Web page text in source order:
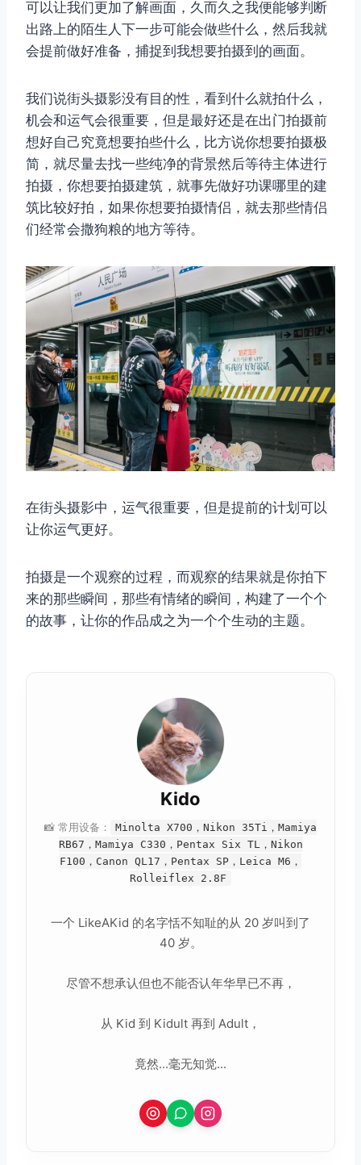
可以让我们更加了解画面，久而久之我便能够判断
出路上的陌生人下一步可能会做些什么，然后我就
会提前做好准备，捕捉到我想要拍摄到的画面。
我们说街头摄影没有目的性，看到什么就拍什么，
机会和运气会很重要，但是最好还是在出门拍摄前
想好自己究竟想要拍些什么，比方说你想要拍摄极
简，就尽量去找一些纯净的背景然后等待主体进行
拍摄，你想要拍摄建筑，就事先做好功课哪里的建
筑比较好拍，如果你想要拍摄情侣，就去那些情侣
们经常会撒狗粮的地方等待。
在街头摄影中，运气很重要，但是提前的计划可以
让你运气更好。
拍摄是一个观察的过程，而观察的结果就是你拍下
来的那些瞬间，那些有情绪的瞬间，构建了一个个
的故事，让你的作品成之为一个个生动的主题。
Kido
📸 常用设备：
Minolta X700，Nikon 35Ti，Mamiya
RB67，Mamiya C330，Pentax Six TL，Nikon
F100，Canon QL17，Pentax SP，Leica M6，
Rolleiflex 2.8F
一个 LikeAKid 的名字恬不知耻的从 20 岁叫到了
40 岁。
尽管不想承认但也不能否认年华早已不再，
从 Kid 到 Kidult 再到 Adult，
竟然...毫无知觉...
取消 搜索